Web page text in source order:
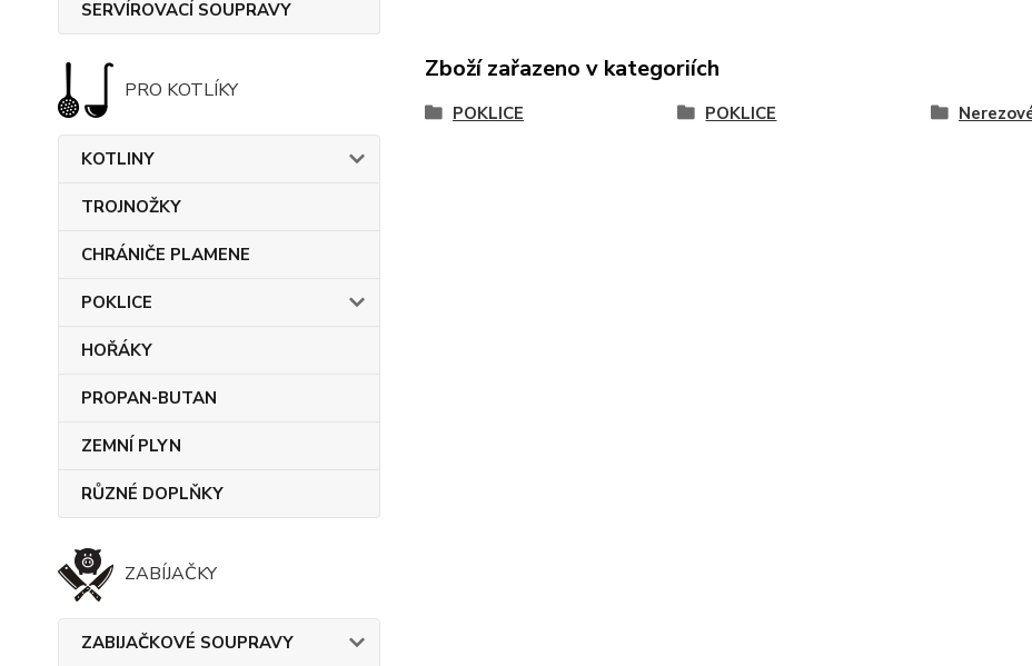
SERVÍROVACÍ SOUPRAVY
PRO KOTLÍKY
KOTLINY
TROJNOŽKY
CHRÁNIČE PLAMENE
POKLICE
HOŘÁKY
PROPAN-BUTAN
ZEMNÍ PLYN
RŮZNÉ DOPLŇKY
ZABÍJAČKY
ZABIJAČKOVÉ SOUPRAVY
Zboží zařazeno v kategoriích
POKLICE POKLICE